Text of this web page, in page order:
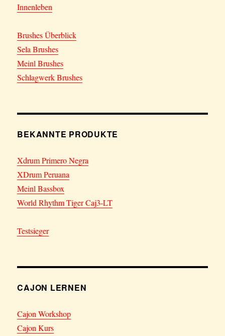
Innenleben
Brushes Überblick
Sela Brushes
Meinl Brushes
Schlagwerk Brushes
BEKANNTE PRODUKTE
Xdrum Primero Negra
XDrum Peruana
Meinl Bassbox
World Rhythm Tiger Caj3-LT
Testsieger
CAJON LERNEN
Cajon Workshop
Cajon Kurs